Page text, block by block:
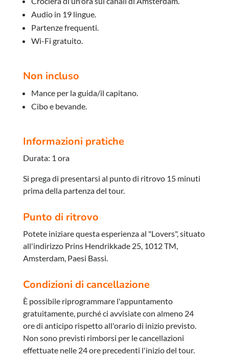
Audio in 19 lingue.
Partenze frequenti.
Wi-Fi gratuito.
Non incluso
Mance per la guida/il capitano.
Cibo e bevande.
Informazioni pratiche
Durata: 1 ora
Si prega di presentarsi al punto di ritrovo 15 minuti
prima della partenza del tour.
Punto di ritrovo
Potete iniziare questa esperienza al "Lovers", situato
all'indirizzo Prins Hendrikkade 25, 1012 TM,
Amsterdam, Paesi Bassi.
Condizioni di cancellazione
È possibile riprogrammare l'appuntamento
gratuitamente, purché ci avvisiate con almeno 24
ore di anticipo rispetto all'orario di inizio previsto.
Non sono previsti rimborsi per le cancellazioni
effettuate nelle 24 ore precedenti l'inizio del tour.